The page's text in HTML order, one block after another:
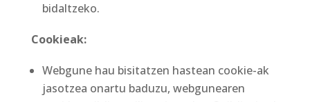
bidaltzeko.
Cookieak:
Webgune hau bisitatzen hastean cookie-ak
jasotzea onartu baduzu, webgunearen